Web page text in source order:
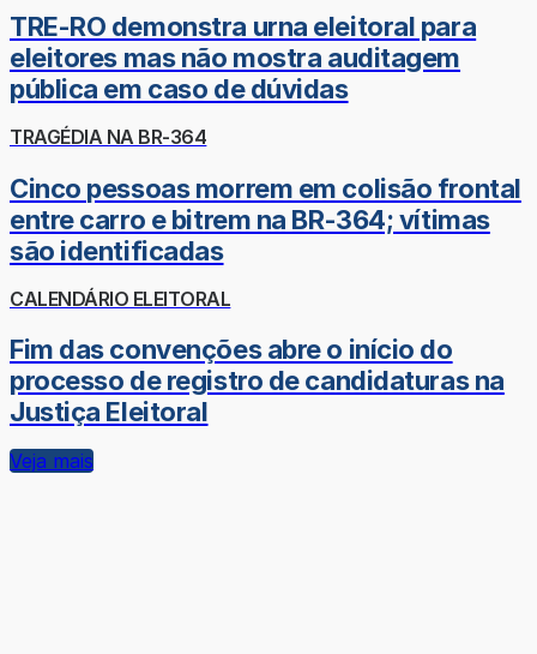
TRE-RO demonstra urna eleitoral para
eleitores mas não mostra auditagem
pública em caso de dúvidas
TRAGÉDIA NA BR-364
Cinco pessoas morrem em colisão frontal
entre carro e bitrem na BR-364; vítimas
são identificadas
CALENDÁRIO ELEITORAL
Fim das convenções abre o início do
processo de registro de candidaturas na
Justiça Eleitoral
Veja mais